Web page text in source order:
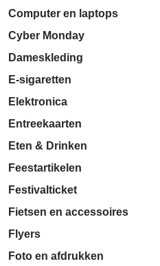
Computer en laptops
Cyber Monday
Dameskleding
E-sigaretten
Elektronica
Entreekaarten
Eten & Drinken
Feestartikelen
Festivalticket
Fietsen en accessoires
Flyers
Foto en afdrukken